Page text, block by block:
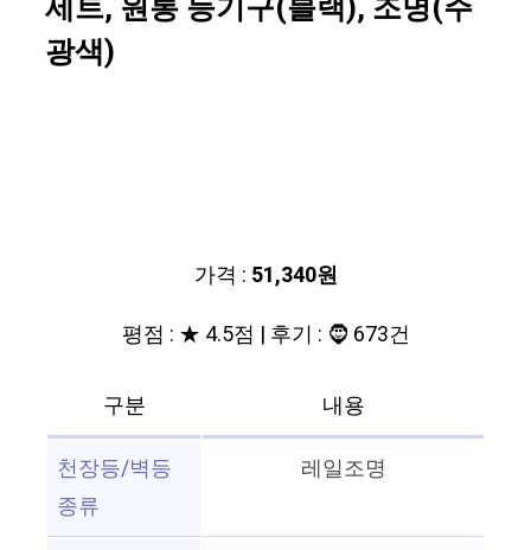
세트, 원통 등기구(블랙), 조명(주
광색)
가격 : 51,340원
평점 : ★ 4.5점 | 후기 : 🧔 673건
구분
내용
천장등/벽등
종류
레일조명